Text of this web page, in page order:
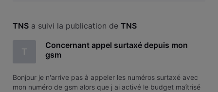
TNS a suivi la publication de TNS
T
Concernant appel surtaxé depuis mon
gsm
Bonjour je n'arrive pas à appeler les numéros surtaxé avec
mon numéro de gsm alors que j ai activé le budget maîtrisé